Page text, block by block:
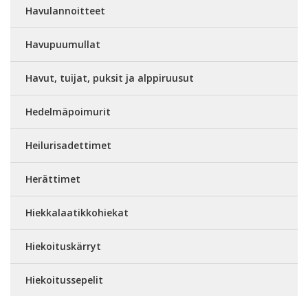
Havulannoitteet
Havupuumullat
Havut, tuijat, puksit ja alppiruusut
Hedelmäpoimurit
Heilurisadettimet
Herättimet
Hiekkalaatikkohiekat
Hiekoituskärryt
Hiekoitussepelit